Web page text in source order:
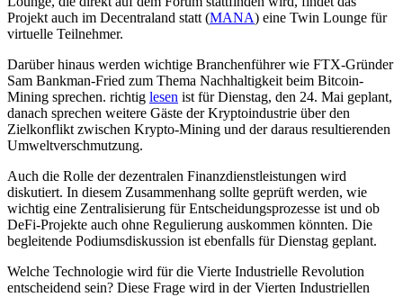
Projekt auch im Decentraland statt (MANA) eine Twin Lounge für
virtuelle Teilnehmer.
Darüber hinaus werden wichtige Branchenführer wie FTX-Gründer
Sam Bankman-Fried zum Thema Nachhaltigkeit beim Bitcoin-
Mining sprechen. richtig lesen ist für Dienstag, den 24. Mai geplant,
danach sprechen weitere Gäste der Kryptoindustrie über den
Zielkonflikt zwischen Krypto-Mining und der daraus resultierenden
Umweltverschmutzung.
Auch die Rolle der dezentralen Finanzdienstleistungen wird
diskutiert. In diesem Zusammenhang sollte geprüft werden, wie
wichtig eine Zentralisierung für Entscheidungsprozesse ist und ob
DeFi-Projekte auch ohne Regulierung auskommen könnten. Die
begleitende Podiumsdiskussion ist ebenfalls für Dienstag geplant.
Welche Technologie wird für die Vierte Industrielle Revolution
entscheidend sein? Diese Frage wird in der Vierten Industriellen